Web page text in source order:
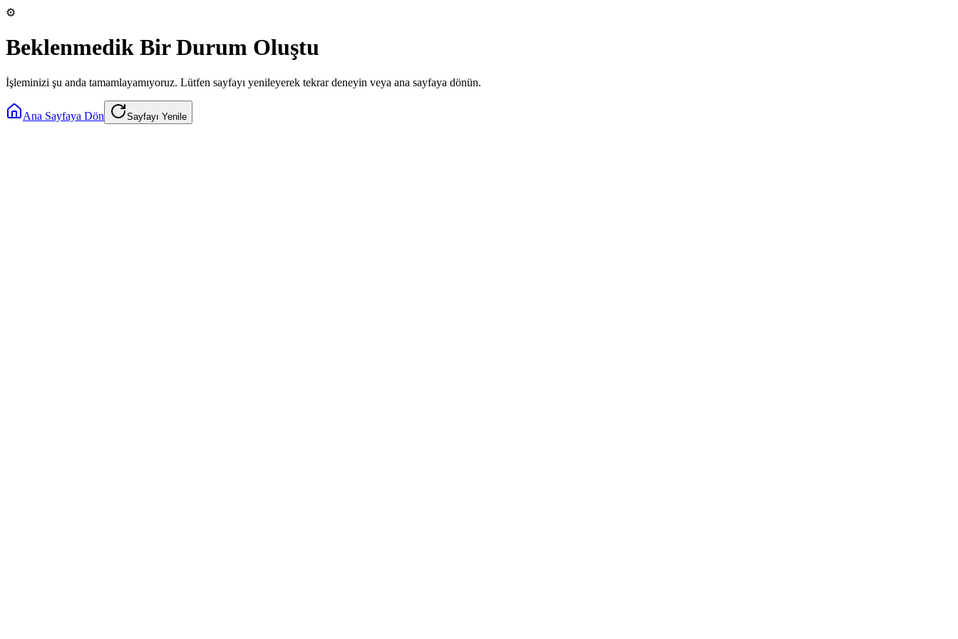
⚙️
Beklenmedik Bir Durum Oluştu
İşleminizi şu anda tamamlayamıyoruz. Lütfen sayfayı yenileyerek tekrar deneyin veya ana sayfaya dönün.
Ana Sayfaya Dön Sayfayı Yenile